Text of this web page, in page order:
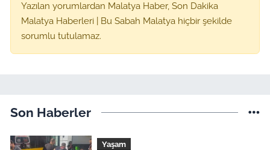
Yazılan yorumlardan Malatya Haber, Son Dakika
Malatya Haberleri | Bu Sabah Malatya hiçbir şekilde
sorumlu tutulamaz.
Son Haberler
Yaşam